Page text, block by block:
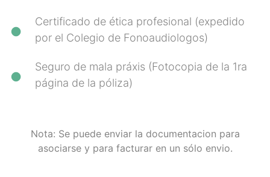
Certificado de ética profesional (expedido
por el Colegio de Fonoaudiologos)
Seguro de mala práxis (Fotocopia de la 1ra
página de la póliza)
Nota: Se puede enviar la documentacion para
asociarse y para facturar en un sólo envio.